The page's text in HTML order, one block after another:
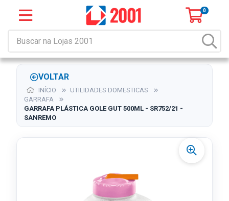
0
VOLTAR
INÍCIO
UTILIDADES DOMESTICAS
GARRAFA
GARRAFA PLÁSTICA GOLE GUT 500ML - SR752/21 -
SANREMO